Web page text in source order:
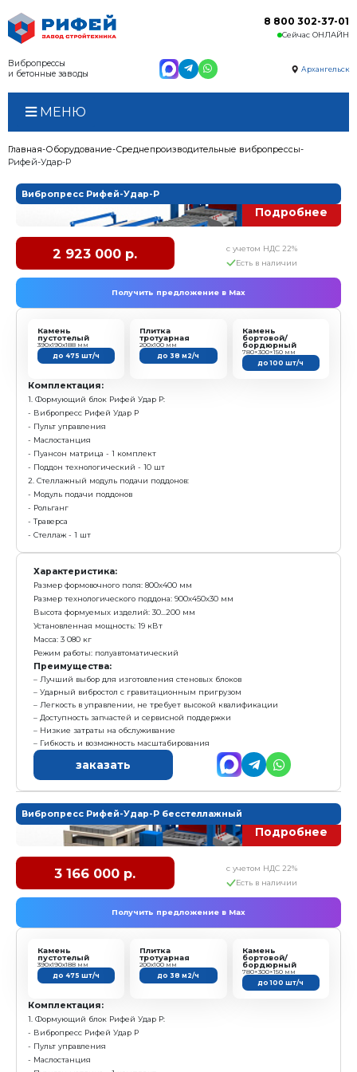
Вибропрессы
и бетонные заводы
МЕНЮ
Оборудование Среднепроизводительные
Рифей-Удар-Р
Камень
пустотелый
390х190х188 мм
Комплектация:
1. Формующий блок Рифей Удар Р:
- Вибропресс Рифей Удар Р
- Пульт управления
- Маслостанция
- Пуансон матрица - 1 комплект
- Поддон технологический - 10 шт
2. Стеллажный модуль подачи поддонов:
- Модуль подачи поддонов
- Рольганг
- Траверса
Характеристика:
Размер формовочного поля: 800х400 мм
Размер технологического поддона: 900х450х30 мм
Высота формуемых изделий: 30...200 мм
Установленная мощность: 19 кВт
Режим работы: полуавтоматический
Преимущества:
Ударный вибростол с гравитационным пригрузом
Легкость в управлении, не требует высокой
Доступность запчастей и сервисной поддержки